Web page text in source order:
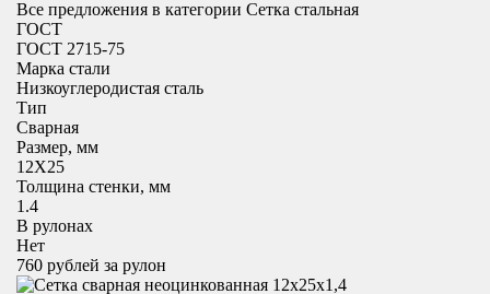
Все предложения в категории Сетка стальная
ГОСТ
ГОСТ 2715-75
Марка стали
Низкоуглеродистая сталь
Тип
Сварная
Размер, мм
12X25
Толщина стенки, мм
1.4
В рулонах
Нет
760 рублей за рулон